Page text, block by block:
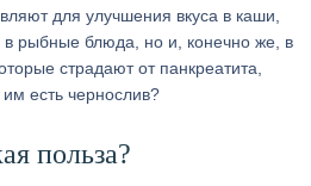
для улучшения вкуса в каши,
рыбные блюда, но и, конечно же, в
страдают от панкреатита,
есть чернослив?
польза?